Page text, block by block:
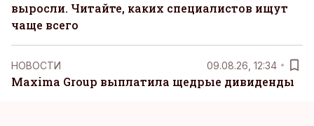
выросли. Читайте, каких специалистов ищут
чаще всего
НОВОСТИ 09.08.26, 12:34
Maxima Group выплатила щедрые дивиденды